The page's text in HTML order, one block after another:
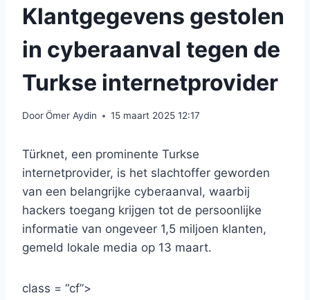
Klantgegevens gestolen
in cyberaanval tegen de
Turkse internetprovider
DoorÖmer Aydin 15 maart 2025 12:17
Türknet, een prominente Turkse
internetprovider, is het slachtoffer geworden
van een belangrijke cyberaanval, waarbij
hackers toegang krijgen tot de persoonlijke
informatie van ongeveer 1,5 miljoen klanten,
gemeld lokale media op 13 maart.
class = “cf”>